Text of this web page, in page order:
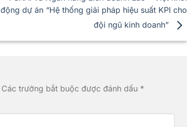
động dự án “Hệ thống giải pháp hiệu suất KPI cho
đội ngũ kinh doanh”
Các trường bắt buộc được đánh dấu *